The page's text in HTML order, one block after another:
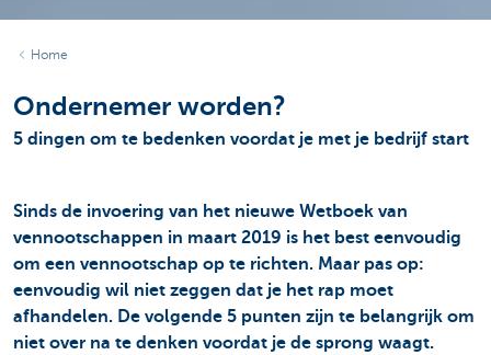
Home
Ondernemer worden?
5 dingen om te bedenken voordat je met je bedrijf start
Sinds de invoering van het nieuwe Wetboek van
vennootschappen in maart 2019 is het best eenvoudig
om een vennootschap op te richten. Maar pas op:
eenvoudig wil niet zeggen dat je het rap moet
afhandelen. De volgende 5 punten zijn te belangrijk om
niet over na te denken voordat je de sprong waagt.